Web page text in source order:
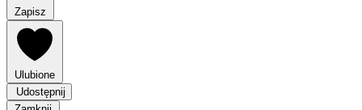
Zapisz
Ulubione
Udostępnij